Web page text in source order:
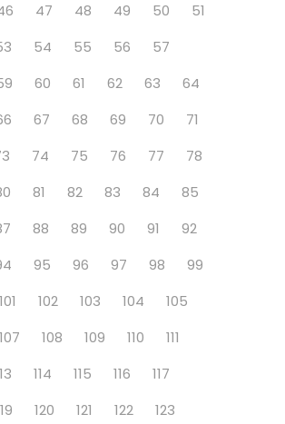
47 48 49 50
51
54 55 56
57
60 61 62 63
64
67 68 69 70
71
74 75 76 77
78
81 82 83 84
85
88 89 90 91
92
95 96 97 98
99
101 102 103 104
105
107 108 109 110
111
114 115 116
117
120 121 122
123